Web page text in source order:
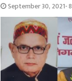
September 30, 2021-